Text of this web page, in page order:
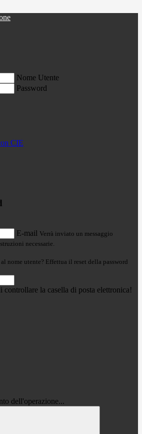
Nome Utente
Password
CIE
E-mail Verrà inviato un messaggio
necessarie.
nome utente? Effettua il reset della password
controllare la casella di posta elettronica!
dell'operazione...